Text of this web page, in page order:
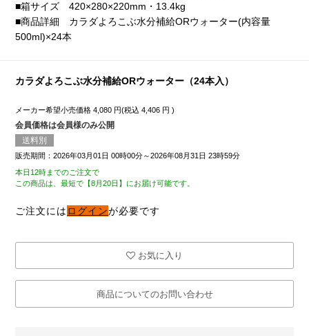
■箱サイズ 420×280×220mm・13.4kg
■商品詳細 カラダよろこぶ水分補給ORウォーター(内容量
500ml)×24本
カラダよろこぶ水分補給ORウォーター（24本入）
メーカー希望小売価格 4,080 円(税込4,406 円 )
会員価格は会員様のみ公開
送料別
販売期間：2026年03月01日 00時00分～2026年08月31日 23時59分
本日12時までのご注文で
この商品は、最短で【8月20日】にお届け可能です。
ご注文には ログインが必要です
お気に入り
商品についてのお問い合わせ